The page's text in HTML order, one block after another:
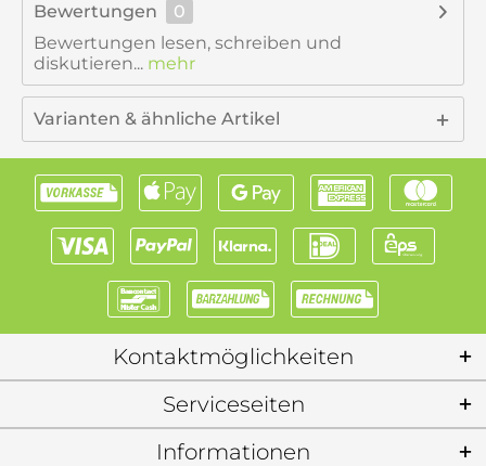
Bewertungen
0
Bewertungen lesen, schreiben und
diskutieren... mehr
Varianten & ähnliche Artikel
Kontaktmöglichkeiten
Serviceseiten
Informationen